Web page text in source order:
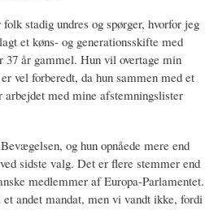
stadig undres og spørger, hvorfor jeg
et køns- og generationsskifte med
37 år gammel. Hun vil overtage min
vel forberedt, da hun sammen med et
med mine afstemningslister
og hun opnåede mere end
sidste valg. Det er flere stemmer end
medlemmer af Europa-Parlamentet.
andet mandat, men vi vandt ikke, fordi